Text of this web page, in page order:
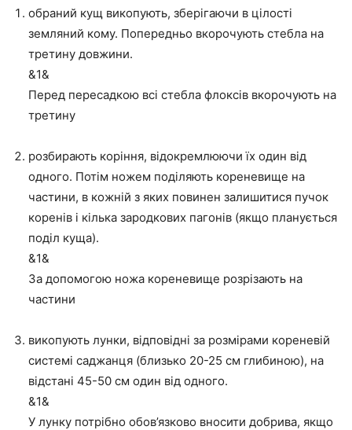
обраний кущ викопують, зберігаючи в цілості
земляний кому. Попередньо вкорочують стебла на
третину довжини.
&1&
Перед пересадкою всі стебла флоксів вкорочують на
третину
розбирають коріння, відокремлюючи їх один від
одного. Потім ножем поділяють кореневище на
частини, в кожній з яких повинен залишитися пучок
коренів і кілька зародкових пагонів (якщо планується
поділ куща).
&1&
За допомогою ножа кореневище розрізають на
частини
викопують лунки, відповідні за розмірами кореневій
системі саджанця (близько 20-25 см глибиною), на
відстані 45-50 см один від одного.
&1&
У лунку потрібно обов’язково вносити добрива, якщо